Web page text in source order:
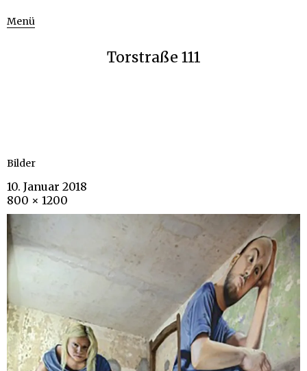
Menü
Torstraße 111
Bilder
10. Januar 2018
800 × 1200